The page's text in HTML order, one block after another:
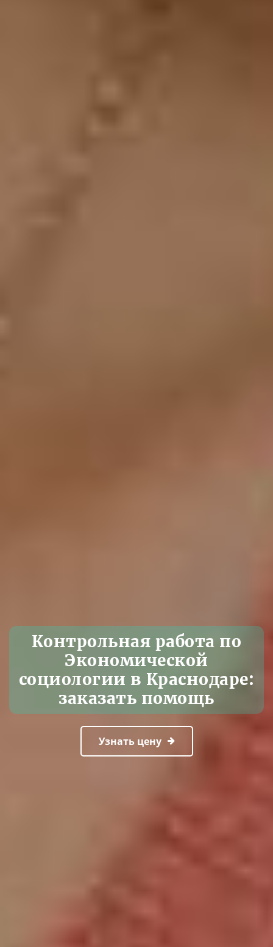
Контрольная работа по
Экономической
социологии в Краснодаре:
заказать помощь
Узнать цену